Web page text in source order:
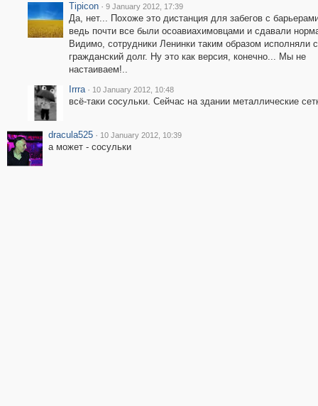
Tipicon · 9 January 2012, 17:39
Да, нет... Похоже это дистанция для забегов с
ведь почти все были осоавиахимовцами и сдавали
Видимо, сотрудники Ленинки таким образом исполняли
гражданский долг. Ну это как версия, конечно... Мы не
настаиваем!..
Irrra · 10 January 2012, 10:48
всё-таки сосульки. Сейчас на здании металлические
dracula525 · 10 January 2012, 10:39
а может - сосульки